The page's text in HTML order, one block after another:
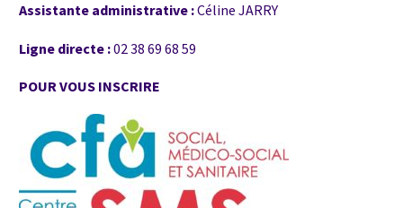
Assistante administrative :Céline JARRY
Ligne directe :02 38 69 68 59
POUR VOUS INSCRIRE